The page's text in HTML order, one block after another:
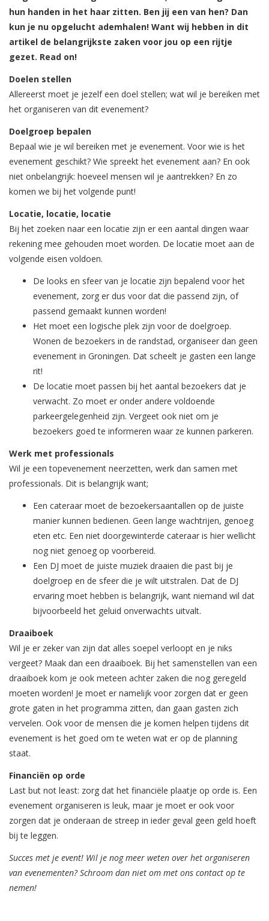
hun handen in het haar zitten. Ben jij een van hen? Dan
kun je nu opgelucht ademhalen! Want wij hebben in dit
artikel de belangrijkste zaken voor jou op een rijtje
gezet. Read on!
Doelen stellen
Allereerst moet je jezelf een doel stellen; wat wil je bereiken met
het organiseren van dit evenement?
Doelgroep bepalen
Bepaal wie je wil bereiken met je evenement. Voor wie is het
evenement geschikt? Wie spreekt het evenement aan? En ook
niet onbelangrijk: hoeveel mensen wil je aantrekken? En zo
komen we bij het volgende punt!
Locatie, locatie, locatie
Bij het zoeken naar een locatie zijn er een aantal dingen waar
rekening mee gehouden moet worden. De locatie moet aan de
volgende eisen voldoen.
De looks en sfeer van je locatie zijn bepalend voor het
evenement, zorg er dus voor dat die passend zijn, of
passend gemaakt kunnen worden!
Het moet een logische plek zijn voor de doelgroep.
Wonen de bezoekers in de randstad, organiseer dan geen
evenement in Groningen. Dat scheelt je gasten een lange
rit!
De locatie moet passen bij het aantal bezoekers dat je
verwacht. Zo moet er onder andere voldoende
parkeergelegenheid zijn. Vergeet ook niet om je
bezoekers goed te informeren waar ze kunnen parkeren.
Werk met professionals
Wil je een topevenement neerzetten, werk dan samen met
professionals. Dit is belangrijk want;
Een cateraar moet de bezoekersaantallen op de juiste
manier kunnen bedienen. Geen lange wachtrijen, genoeg
eten etc. Een niet doorgewinterde cateraar is hier wellicht
nog niet genoeg op voorbereid.
Een DJ moet de juiste muziek draaien die past bij je
doelgroep en de sfeer die je wilt uitstralen. Dat de DJ
ervaring moet hebben is belangrijk, want niemand wil dat
bijvoorbeeld het geluid onverwachts uitvalt.
Draaiboek
Wil je er zeker van zijn dat alles soepel verloopt en je niks
vergeet? Maak dan een draaiboek. Bij het samenstellen van een
draaiboek kom je ook meteen achter zaken die nog geregeld
moeten worden! Je moet er namelijk voor zorgen dat er geen
grote gaten in het programma zitten, dan gaan gasten zich
vervelen. Ook voor de mensen die je komen helpen tijdens dit
evenement is het goed om te weten wat er op de planning
staat.
Financiën op orde
Last but not least: zorg dat het financiële plaatje op orde is. Een
evenement organiseren is leuk, maar je moet er ook voor
zorgen dat je onderaan de streep in ieder geval geen geld hoeft
bij te leggen.
Succes met je event! Wil je nog meer weten over het organiseren
van evenementen? Schroom dan niet om met ons contact op te
nemen!